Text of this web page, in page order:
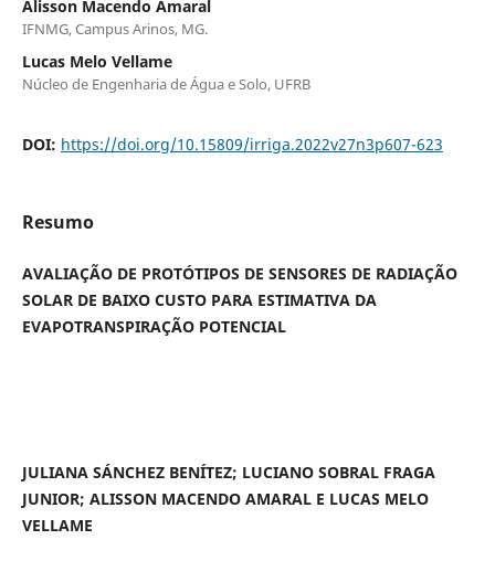
Alisson Macendo Amaral
IFNMG, Campus Arinos, MG.
Lucas Melo Vellame
Núcleo de Engenharia de Água e Solo, UFRB
DOI: https://doi.org/10.15809/irriga.2022v27n3p607-623
Resumo
AVALIAÇÃO DE PROTÓTIPOS DE SENSORES DE RADIAÇÃO
SOLAR DE BAIXO CUSTO PARA ESTIMATIVA DA
EVAPOTRANSPIRAÇÃO POTENCIAL
JULIANA SÁNCHEZ BENÍTEZ; LUCIANO SOBRAL FRAGA
JUNIOR; ALISSON MACENDO AMARAL E LUCAS MELO
VELLAME